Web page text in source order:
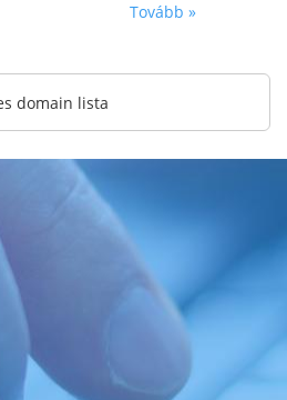
Tovább »
domain lista